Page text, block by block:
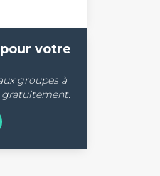
votre
groupes à
gratuitement.